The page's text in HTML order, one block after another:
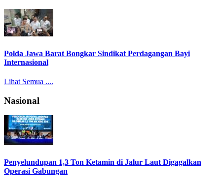
Polda Jawa Barat Bongkar Sindikat Perdagangan Bayi
Internasional
Lihat Semua ....
Nasional
Penyelundupan 1,3 Ton Ketamin di Jalur Laut Digagalkan
Operasi Gabungan